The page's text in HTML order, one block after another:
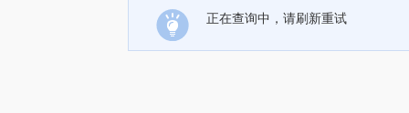
正在查询中，请刷新重试